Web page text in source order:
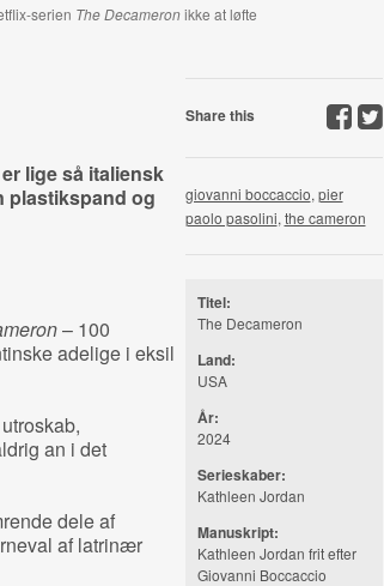
serien The Decameronikke at løfte
lige så italiensk
plastikspand og
– 100
adelige i eksil
an i det
dele af
af latrinær
Share this
giovanni boccaccio, pier
paolo pasolini, the cameron
Titel:
The Decameron
Land:
USA
År:
2024
Serieskaber:
Kathleen Jordan
Manuskript:
Kathleen Jordan frit efter
Giovanni Boccaccio